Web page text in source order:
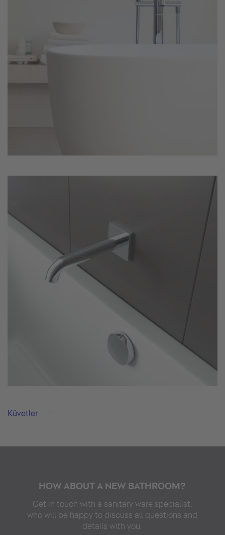
Küvetler
HOW ABOUT A NEW BATHROOM?
Get in touch with a sanitary ware specialist,
who will be happy to discuss all questions and
details with you.